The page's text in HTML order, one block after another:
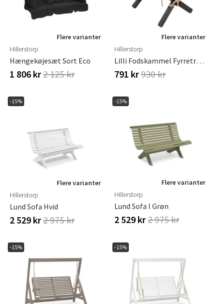
Flere varianter
Hillerstorp
Hængekøjesæt Sort Eco
1 806 kr2 125 kr
Flere varianter
Hillerstorp
Lilli Fodskammel Fyrretræ Oliebehandlet Sort
791 kr930 kr
-15%
Flere varianter
Hillerstorp
Lund Sofa Hvid
2 529 kr2 975 kr
-15%
Flere varianter
Hillerstorp
Lund Sofa I Grøn
2 529 kr2 975 kr
-15% -15%